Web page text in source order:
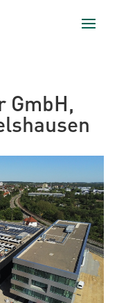
GmbH,